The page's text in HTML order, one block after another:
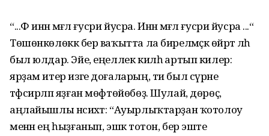
“...Фә иннә мәғәл ғусри йусра. Иннә мәғәл ғусри йусра ...“
Төшөнкөлөккә бер ваҡытта ла бирелмәҫкә өйрәтә ләһә
был юлдар. Эйе, еңеллек килһә артып килер:
ярҙам итер изге доғаларың, ти был сүрәне
тәфсирләп яҙған мөфтөйөбөҙ. Шулай, дөрөҫ,
аңлайышлы нәсихәт: “Ауырлыҡтарҙан ҡотолоу
менән ең һыҙғанып, эшкә тотон, бер эште